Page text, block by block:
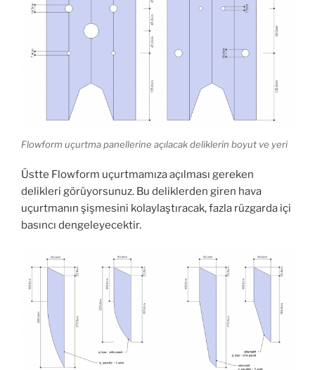
Flowform uçurtma panellerine açılacak deliklerin boyut ve yeri
Üstte Flowform uçurtmamıza açılması gereken
delikleri görüyorsunuz. Bu deliklerden giren hava
uçurtmanın şişmesini kolaylaştıracak, fazla rüzgarda içi
basıncı dengeleyecektir.